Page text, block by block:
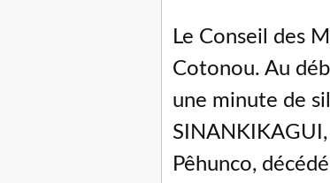
Le Conseil des
Cotonou. Au
une minute de
Pêhunco,